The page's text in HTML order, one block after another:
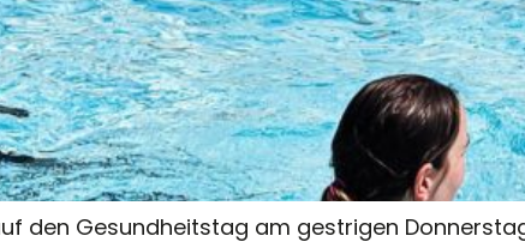
den Gesundheitstag am gestrigen